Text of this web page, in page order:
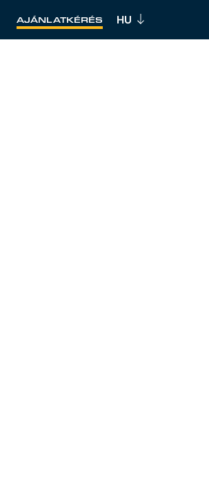
AJÁNLATKÉRÉS